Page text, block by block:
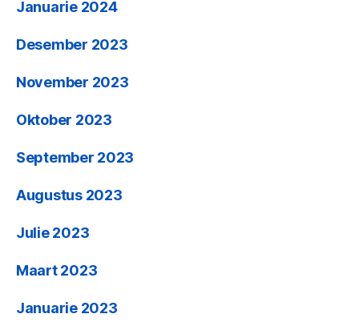
Januarie 2024
Desember 2023
November 2023
Oktober 2023
September 2023
Augustus 2023
Julie 2023
Maart 2023
Januarie 2023